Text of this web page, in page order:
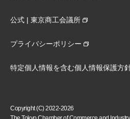
公式 | 東京商工会議所
プライバシーポリシー
特定個人情報を含む個人情報保護方
Copyright (C) 2022-2026